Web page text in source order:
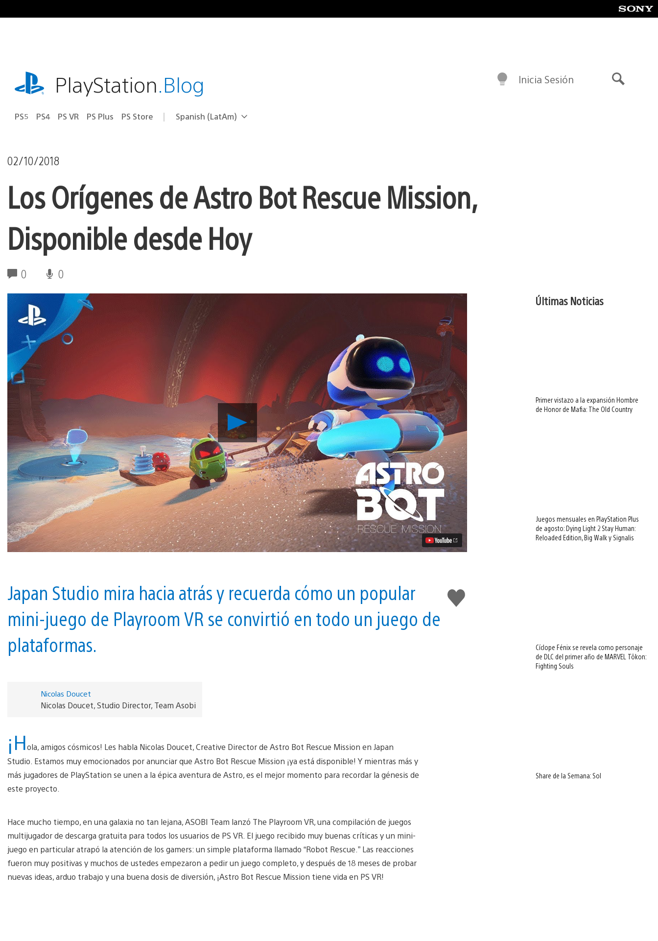
al
playstation.comPlayStation.Blog
PS5 PS4 PS VR PS Plus PS Store Elige
Región
Spanish (LatAm)
Inicia Sesión
02/10/2018
Los Orígenes de Astro Bot Rescue Mission,
Disponible desde Hoy
0 0
Reproducir
Los
Orígenes
de
Astro
Bot
Rescue
Mission,
Disponible
desde
Hoy
Video
Me
gusta
Japan Studio mira hacia atrás y recuerda cómo un popular
mini-juego de Playroom VR se convirtió en todo un juego de
plataformas.
Nicolas Doucet
Nicolas Doucet, Studio Director, Team Asobi
¡Hola, amigos cósmicos! Les habla Nicolas Doucet, Creative Director de Astro Bot Rescue Mission en Japan
Studio. Estamos muy emocionados por anunciar que Astro Bot Rescue Mission ¡ya está disponible! Y mientras más y
más jugadores de PlayStation se unen a la épica aventura de Astro, es el mejor momento para recordar la génesis de
este proyecto.
Hace mucho tiempo, en una galaxia no tan lejana, ASOBI Team lanzó The Playroom VR, una compilación de juegos
multijugador de descarga gratuita para todos los usuarios de PS VR. El juego recibido muy buenas críticas y un mini-
juego en particular atrapó la atención de los gamers: un simple plataforma llamado “Robot Rescue.” Las reacciones
fueron muy positivas y muchos de ustedes empezaron a pedir un juego completo, y después de 18 meses de probar
nuevas ideas, arduo trabajo y una buena dosis de diversión, ¡Astro Bot Rescue Mission tiene vida en PS VR!
Últimas Noticias
Primer vistazo a la expansión Hombre
de Honor de Mafia: The Old Country
Juegos mensuales en PlayStation Plus
de agosto: Dying Light 2 Stay Human:
Reloaded Edition, Big Walk y Signalis
Cíclope Fénix se revela como personaje
de DLC del primer año de MARVEL Tōkon:
Fighting Souls
Share de la Semana: Sol